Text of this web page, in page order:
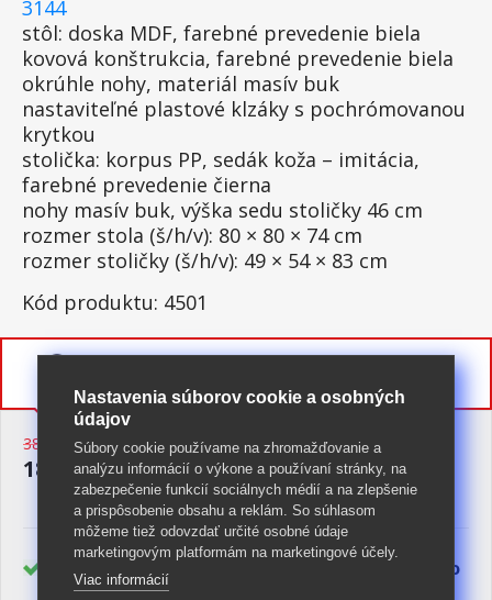
3144
stôl: doska MDF, farebné prevedenie biela
kovová konštrukcia, farebné prevedenie biela
okrúhle nohy, materiál masív buk
nastaviteľné plastové klzáky s pochrómovanou
krytkou
stolička: korpus PP, sedák koža – imitácia,
farebné prevedenie čierna
nohy masív buk, výška sedu stoličky 46 cm
rozmer stola (š/h/v): 80 × 80 × 74 cm
rozmer stoličky (š/h/v): 49 × 54 × 83 cm
Kód produktu: 4501
388,50 € **
189 €s DPH Do košíka
Skladom >5 ks Doručenie
zadarmo
Nastavenia súborov cookie a osobných
údajov
Súbory cookie používame na zhromažďovanie a
analýzu informácií o výkone a používaní stránky, na
zabezpečenie funkcií sociálnych médií a na zlepšenie
a prispôsobenie obsahu a reklám. So súhlasom
môžeme tiež odovzdať určité osobné údaje
marketingovým platformám na marketingové účely.
Viac informácií